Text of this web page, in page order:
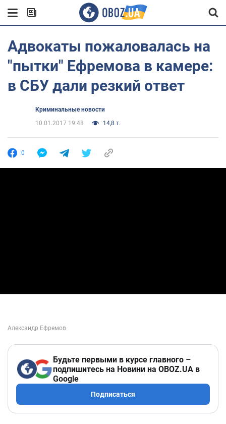
Адвокаты пожаловалась на
"пытки" Ефремова в камере:
в СБУ дали резкий ответ
Криминальные новости
10.01.2017 19:48
14,8 т.
0
Будьте первыми в курсе главного –
подпишитесь на Новини на OBOZ.UA в
Google
Подписаться